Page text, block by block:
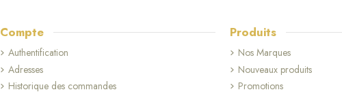
Compte
Authentification
Adresses
Historique des commandes
Produits
Nos Marques
Nouveaux produits
Promotions